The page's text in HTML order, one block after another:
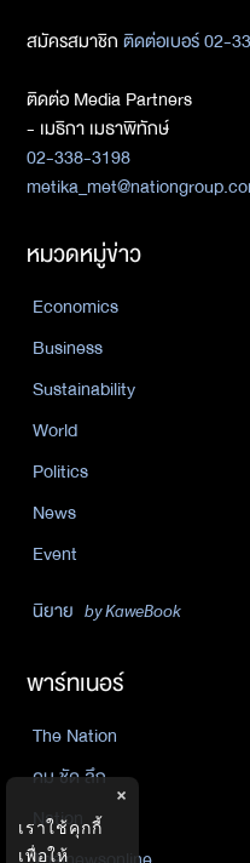
สมัครสมาชิกติดต่อเบอร์ 02-
ติดต่อ Media Partners
- เมธิกา เมธาพิทักษ์
02-338-3198
หมวดหมู่ข่าว
Economics
Business
Sustainability
World
Politics
News
Event
นิยาย by KaweBook
พาร์ทเนอร์
The Nation
คม ชัด ลึก
Nation
×
เราใช้คุกกี้
เพื่อให้